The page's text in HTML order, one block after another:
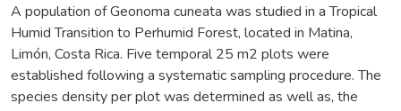
A population of Geonoma cuneata was studied in a Tropical
Humid Transition to Perhumid Forest, located in Matina,
Limón, Costa Rica. Five temporal 25 m2 plots were
established following a systematic sampling procedure. The
species density per plot was determined as well as, the